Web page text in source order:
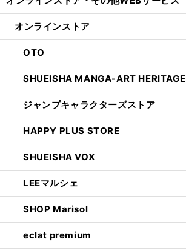
オンラインストア
OTO
SHUEISHA MANGA-ART HERITAGE
ジャンプキャラクターズストア
HAPPY PLUS STORE
SHUEISHA VOX
LEEマルシェ
SHOP Marisol
eclat premium